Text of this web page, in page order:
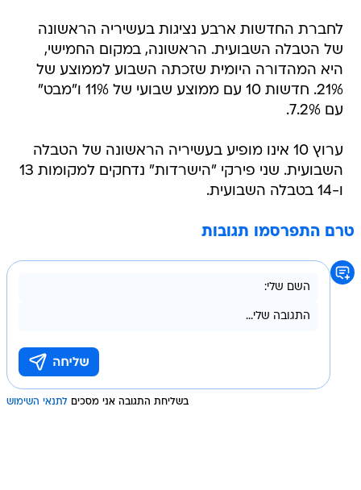
לחברת החדשות ארבע נציגות בעשיריה הראשונה
של הטבלה השבועית. הראשונה, במקום החמישי,
היא המהדורה היומית שזכתה השבוע לממוצע של
21%. חדשות 10 עם ממוצע שבועי של 11% ו"מבט"
עם 7.2%.
ערוץ 10 אינו מופיע בעשיריה הראשונה של הטבלה
השבועית. שני פירקי "הישרדות" נדחקים למקומות 13
ו-14 בטבלה השבועית.
טרם התפרסמו תגובות
בשליחת התגובה אני מסכים לתנאי השימוש